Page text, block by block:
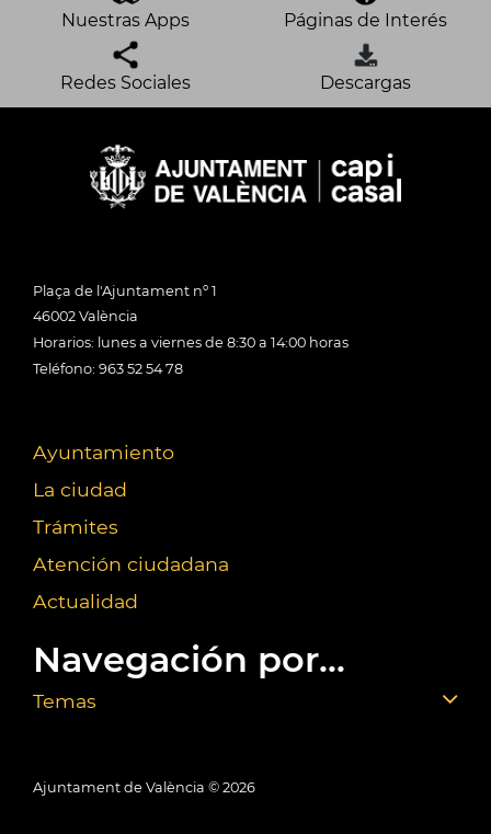
Nuestras Apps Páginas de Interés
Redes Sociales Descargas
Plaça de l'Ajuntament nº 1
46002 València
Horarios: lunes a viernes de 8:30 a 14:00 horas
Teléfono: 963 52 54 78
Ayuntamiento
La ciudad
Trámites
Atención ciudadana
Actualidad
Navegación por...
Temas
Ajuntament de València © 2026